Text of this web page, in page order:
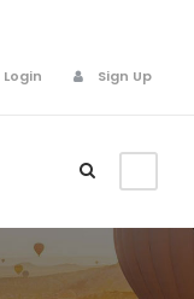
Login
Sign Up